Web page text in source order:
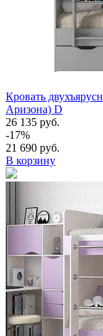
Кровать
Аризона) D
26 135 руб.
-17%
21 690 руб.
В корзину